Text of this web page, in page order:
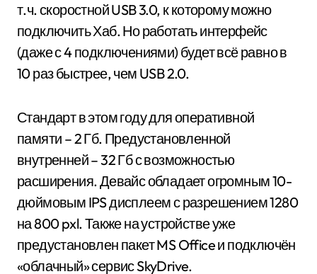
т.ч. скоростной USB 3.0, к которому можно
подключить Хаб. Но работать интерфейс
(даже с 4 подключениями) будет всё равно в
10 раз быстрее, чем USB 2.0.
Стандарт в этом году для оперативной
памяти – 2 Гб. Предустановленной
внутренней – 32 Гб с возможностью
расширения. Девайс обладает огромным 10-
дюймовым IPS дисплеем с разрешением 1280
на 800 pxl. Также на устройстве уже
предустановлен пакет MS Office и подключён
«облачный» сервис SkyDrive.